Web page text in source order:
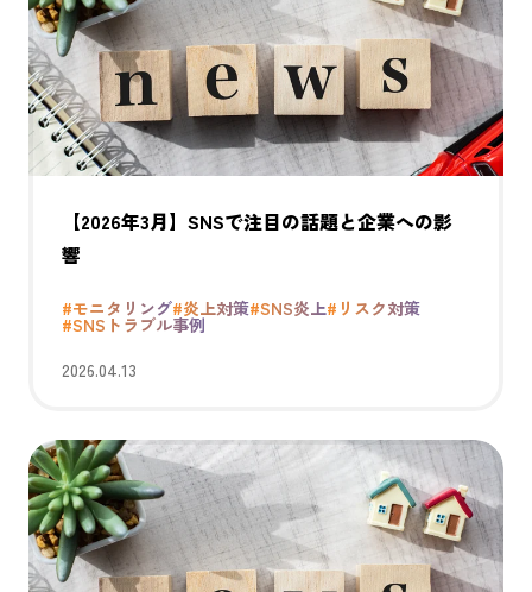
【2026年3月】SNSで注目の話題と企業への影
響
#モニタリング#炎上対策#SNS炎上#リスク対策
#SNSトラブル事例
2026.04.13